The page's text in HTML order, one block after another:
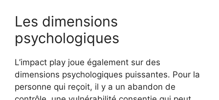
Les dimensions
psychologiques
L’impact play joue également sur des
dimensions psychologiques puissantes. Pour la
personne qui reçoit, il y a un abandon de